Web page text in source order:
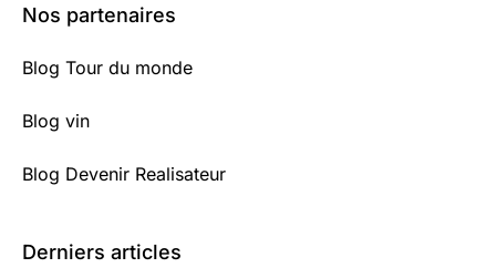
Nos partenaires
Blog Tour du monde
Blog vin
Blog Devenir Realisateur
Derniers articles